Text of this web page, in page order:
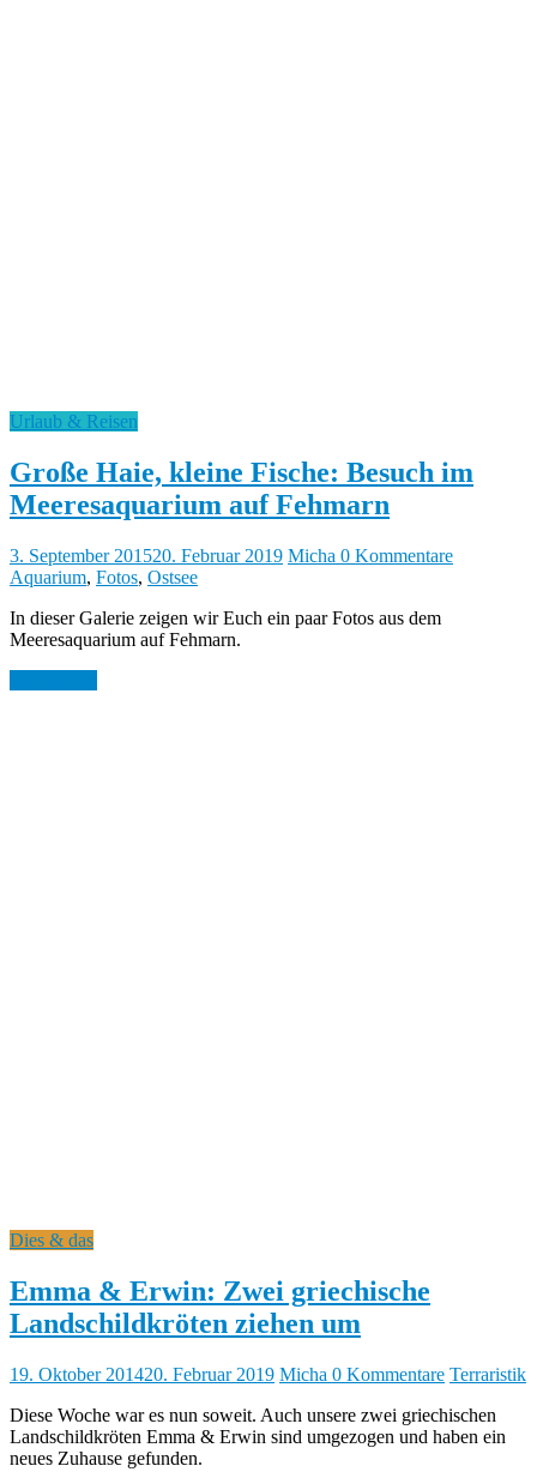
Urlaub & Reisen
Große Haie, kleine Fische: Besuch im
Meeresaquarium auf Fehmarn
3. September 201520. Februar 2019 Micha 0 Kommentare
Aquarium, Fotos, Ostsee
In dieser Galerie zeigen wir Euch ein paar Fotos aus dem
Meeresaquarium auf Fehmarn.
Dies & das
Emma & Erwin: Zwei griechische
Landschildkröten ziehen um
19. Oktober 201420. Februar 2019 Micha 0 Kommentare Terraristik
Diese Woche war es nun soweit. Auch unsere zwei griechischen
Landschildkröten Emma & Erwin sind umgezogen und haben ein
neues Zuhause gefunden.